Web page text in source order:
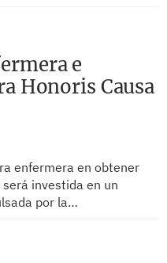
e
Honoris Causa
enfermera en obtener
investida en un
por la…